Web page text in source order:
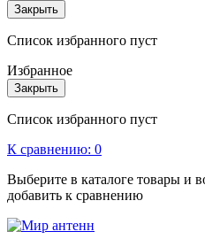
Закрыть
Список избранного пуст
Избранное
Закрыть
Список избранного пуст
К сравнению: 0
Выберите в каталоге товары и
добавить к сравнению